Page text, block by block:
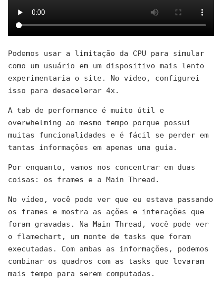
Podemos usar a limitação da CPU para simular
como um usuário em um dispositivo mais lento
experimentaria o site. No vídeo, configurei
isso para desacelerar 4x.
A tab de performance é muito útil e
overwhelming ao mesmo tempo porque possui
muitas funcionalidades e é fácil se perder em
tantas informações em apenas uma guia.
Por enquanto, vamos nos concentrar em duas
coisas: os frames e a Main Thread.
No vídeo, você pode ver que eu estava passando
os frames e mostra as ações e interações que
foram gravadas. Na Main Thread, você pode ver
o flamechart, um monte de tasks que foram
executadas. Com ambas as informações, podemos
combinar os quadros com as tasks que levaram
mais tempo para serem computadas.